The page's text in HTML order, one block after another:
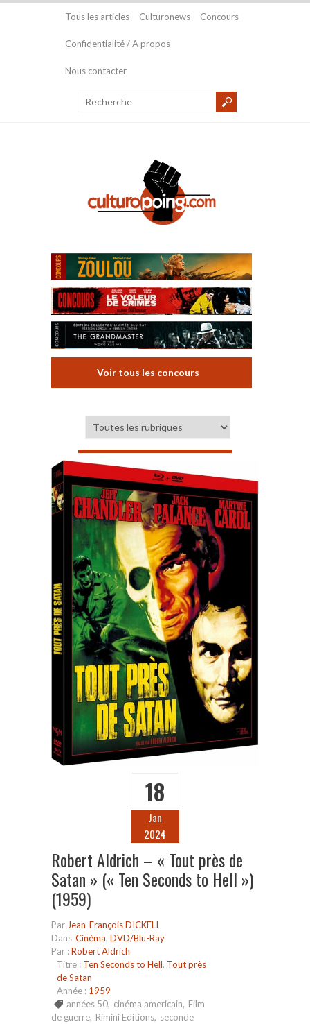
Tous les articles Culturonews Concours
Confidentialité / A propos
Nous contacter
Voir tous les concours
18
Jan
2024
Robert Aldrich – « Tout près de
Satan » (« Ten Seconds to Hell »)
(1959)
Par Jean-François DICKELI
Dans Cinéma, DVD/Blu-Ray
Par :Robert Aldrich
Titre : Ten Seconds to Hell, Tout près
de Satan
Année : 1959
années 50, cinéma americain, Film
de guerre, Rimini Editions, seconde